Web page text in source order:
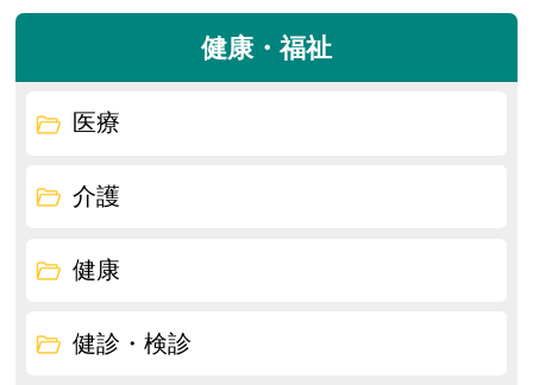
健康・福祉
医療
介護
健康
健診・検診